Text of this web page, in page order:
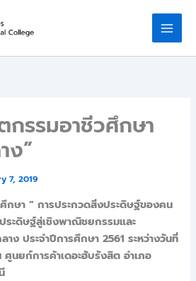
รรมอาชีวศึกษา
ง”
7, 2019
กษา ” การประกวดสิ่งประดิษฐ์ของคน
ระดิษฐ์สู่เชิงพาณิชยกรรมและ
ง ประจำปีการศึกษา 2561 ระหว่างวันที่
นยก์การค้าเดอะฮับรังสิต อำเภอ